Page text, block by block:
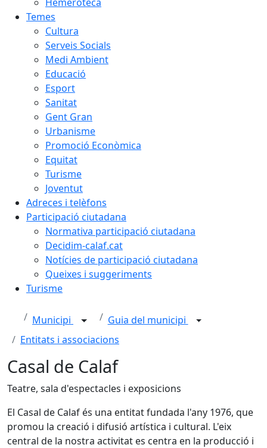
Temes
Cultura
Serveis Socials
Medi Ambient
Educació
Esport
Sanitat
Gent Gran
Urbanisme
Promoció Econòmica
Equitat
Turisme
Joventut
Adreces i telèfons
Participació ciutadana
Normativa participació ciutadana
Decidim-calaf.cat
Notícies de participació ciutadana
Queixes i suggeriments
Turisme
Municipi
Guia del municipi
Entitats i associacions
Casal de Calaf
Teatre, sala d'espectacles i exposicions
El Casal de Calaf és una entitat fundada l'any 1976, que
promou la creació i difusió artística i cultural. L'eix
central de la nostra activitat es centra en la producció i